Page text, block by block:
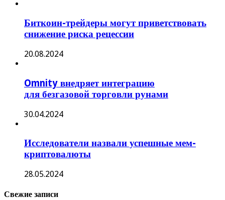
Биткоин-трейдеры могут приветствовать
снижение риска рецессии
20.08.2024
Omnity внедряет интеграцию
для безгазовой торговли рунами
30.04.2024
Исследователи назвали успешные мем-
криптовалюты
28.05.2024
Свежие записи